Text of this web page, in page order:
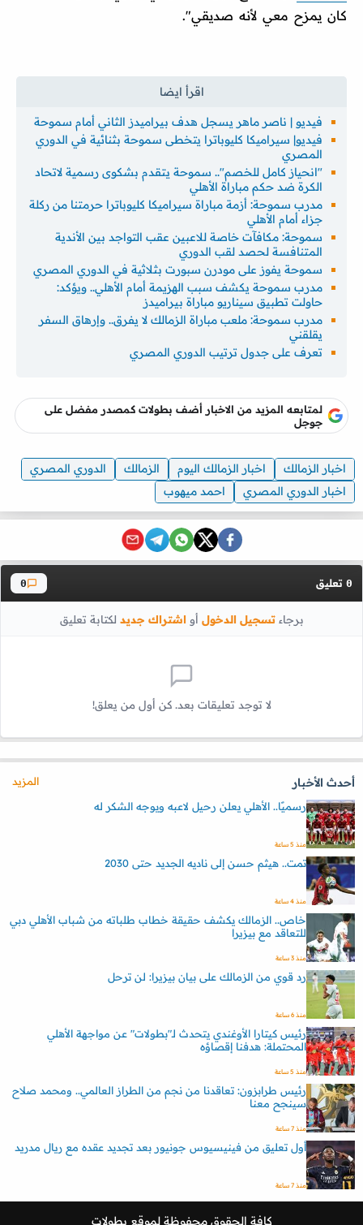
كان يمزح معي لأنه صديقي".
فيديو | ناصر ماهر يسجل هدف بيراميدز الثاني أمام سموحة
فيديو| سيراميكا كليوباترا يتخطى سموحة بثنائية في الدوري
المصري
"انحياز كامل للخصم".. سموحة يتقدم بشكوى رسمية لاتحاد
الكرة ضد حكم مباراة الأهلي
مدرب سموحة: أزمة مباراة سيراميكا كليوباترا حرمتنا من ركلة
جزاء أمام الأهلي
سموحة: مكافآت خاصة للاعبين عقب التواجد بين الأندية
المتنافسة لحصد لقب الدوري
سموحة يفوز على مودرن سبورت بثلاثية في الدوري المصري
مدرب سموحة يكشف سبب الهزيمة أمام الأهلي.. ويؤكد:
حاولت تطبيق سيناريو مباراة بيراميدز
مدرب سموحة: ملعب مباراة الزمالك لا يفرق.. وإرهاق السفر
يقلقني
تعرف على جدول ترتيب الدوري المصري
لمتابعه المزيد من الاخبار أضف بطولات كمصدر مفضل على
جوجل
اخبار الزمالك اخبار الزمالك اليوم الزمالك
الدوري المصري
اخبار الدوري المصري
احمد ميهوب
0 تعليق 0
برجاءتسجيل الدخول أواشتراك جديد لكتابة تعليق
لا توجد تعليقات بعد. كن أول من يعلق!
أحدث الأخبار
المزيد
رسميًا.. الأهلي يعلن رحيل لاعبه ويوجه الشكر له
منذ 5 ساعة
تمت.. هيثم حسن إلى ناديه الجديد حتى 2030
منذ 4 ساعة
خاص.. الزمالك يكشف حقيقة خطاب طلباته من شباب الأهلي دبي
للتعاقد مع بيزيرا
منذ 3 ساعة
رد قوي من الزمالك على بيان بيزيرا: لن ترحل
منذ 6 ساعة
رئيس كيتارا الأوغندي يتحدث لـ"بطولات" عن مواجهة الأهلي
المحتملة: هدفنا إقصاؤه
منذ 5 ساعة
رئيس طرابزون: تعاقدنا من نجم من الطراز العالمي.. ومحمد صلاح
سينجح معنا
منذ 7 ساعة
أول تعليق من فينيسيوس جونيور بعد تجديد عقده مع ريال مدريد
منذ 7 ساعة
كافة الحقوق محفوظة لموقع بطولات